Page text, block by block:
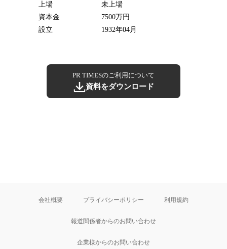
上場
未上場
資本金
7500万円
設立
1932年04月
PR TIMESのご利用について
資料をダウンロード
会社概要 プライバシーポリシー 利用規約
報道関係者からのお問い合わせ
企業様からのお問い合わせ